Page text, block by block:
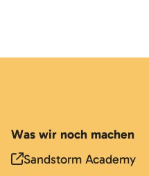
Was wir noch machen
Sandstorm Academy